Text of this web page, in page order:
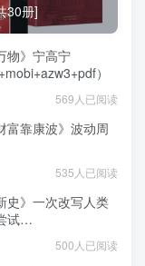
30册]
物》宁高宁
）
569人已阅读
富靠康波》波动周
535人已阅读
史》一次改写人类
试
500人已阅读